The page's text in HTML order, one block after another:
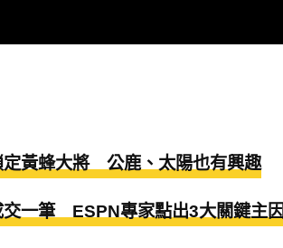
黃蜂大將 公鹿、太陽也有興趣
一筆 ESPN專家點出3大關鍵主因